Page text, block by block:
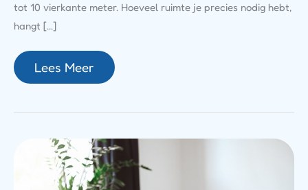
tot 10 vierkante meter. Hoeveel ruimte je precies nodig hebt,
hangt […]
Lees Meer
Hoe
Lang
Gaat
Een